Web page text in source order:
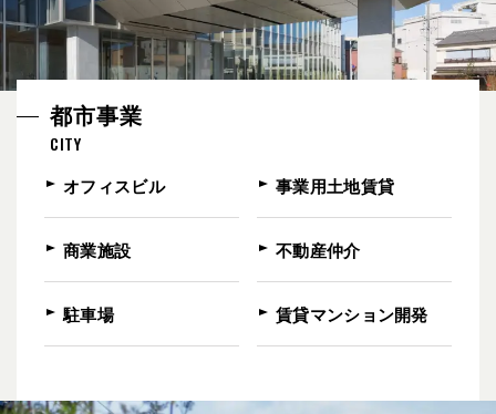
都市事業
CITY
オフィスビル 事業用土地賃貸
商業施設 不動産仲介
駐車場 賃貸マンション開発